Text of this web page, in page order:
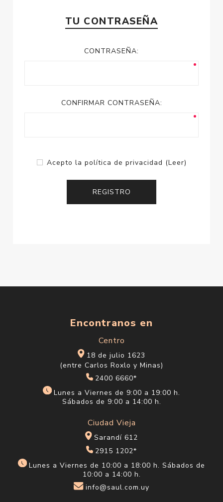
TU CONTRASEÑA
CONTRASEÑA:
CONFIRMAR CONTRASEÑA:
Acepto la política de privacidad (Leer)
Encontranos en
Centro
18 de julio 1623
(entre Carlos Roxlo y Minas)
2400 6660*
Lunes a Viernes de 9:00 a 19:00 h.
Sábados de 9:00 a 14:00 h.
Ciudad Vieja
Sarandí 612
2915 1202*
Lunes a Viernes de 10:00 a 18:00 h. Sábados de
10:00 a 14:00 h.
info@saul.com.uy